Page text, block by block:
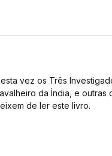
vez os Três
da Ìndia, e outras
de ler este livro.